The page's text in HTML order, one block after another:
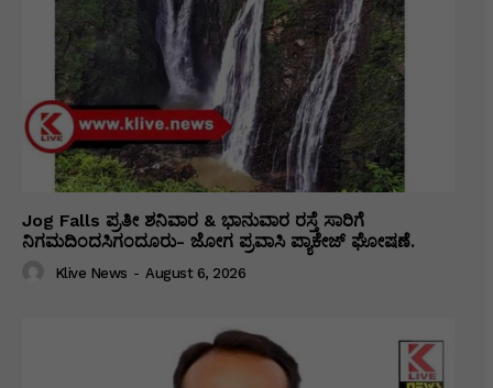
Jog Falls ಪ್ರತೀ ಶನಿವಾರ & ಭಾನುವಾರ ರಸ್ತೆ ಸಾರಿಗೆ
ನಿಗಮದಿಂದಸಿಗಂದೂರು- ಜೋಗ ಪ್ರವಾಸಿ ಪ್ಯಾಕೇಜ್ ಘೋಷಣೆ.
Klive News - August 6, 2026